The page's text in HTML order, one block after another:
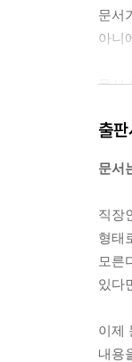
문서
아니
문서
간은
보는
---
출
문서
직장
형태
모른
있다
이제
내용